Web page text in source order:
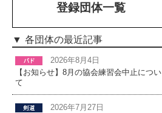
登録団体一覧
各団体の最近記事
2026年8月4日
【お知らせ】8月の協会練習会中止につい
て
2026年7月27日